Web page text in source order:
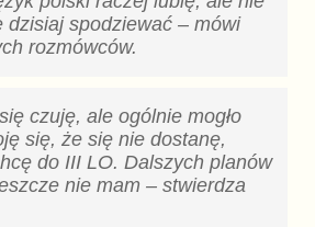
dzisiaj spodziewać – mówi
rozmówców.
czuję, ale ogólnie mogło
się, że się nie dostanę,
do III LO. Dalszych planów
nie mam – stwierdza